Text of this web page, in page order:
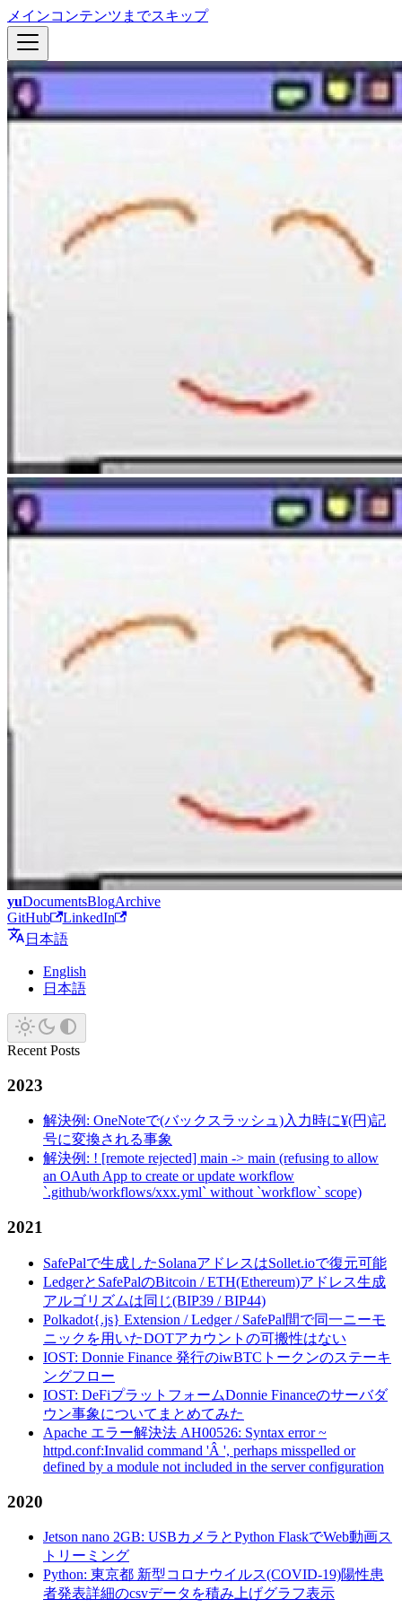
メインコンテンツまでスキップ
yuDocumentsBlogArchive
GitHub
LinkedIn
日本語
English
日本語
Recent Posts
2023
解決例: OneNoteで(バックスラッシュ)入力時に¥(円)記
号に変換される事象
解決例: ! [remote rejected] main -> main (refusing to allow
an OAuth App to create or update workflow
`.github/workflows/xxx.yml` without `workflow` scope)
2021
SafePalで生成したSolanaアドレスはSollet.ioで復元可能
LedgerとSafePalのBitcoin / ETH(Ethereum)アドレス生成
アルゴリズムは同じ(BIP39 / BIP44)
Polkadot{.js} Extension / Ledger / SafePal間で同一ニーモ
ニックを用いたDOTアカウントの可搬性はない
IOST: Donnie Finance 発行のiwBTCトークンのステーキ
ングフロー
IOST: DeFiプラットフォームDonnie Financeのサーバダ
ウン事象についてまとめてみた
Apache エラー解決法 AH00526: Syntax error ~
httpd.conf:Invalid command 'Â ', perhaps misspelled or
defined by a module not included in the server configuration
2020
Jetson nano 2GB: USBカメラとPython FlaskでWeb動画ス
トリーミング
Python: 東京都 新型コロナウイルス(COVID-19)陽性患
者発表詳細のcsvデータを積み上げグラフ表示